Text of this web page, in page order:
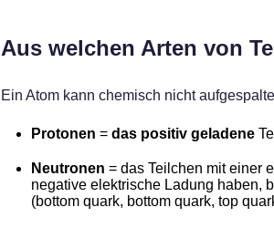
Aus welchen Arten von
Ein Atom kann chemisch nicht
Protonen = das positiv geladene
Neutronen = das Teilchen mit einer
negative elektrische Ladung haben,
(bottom quark, bottom quark, top